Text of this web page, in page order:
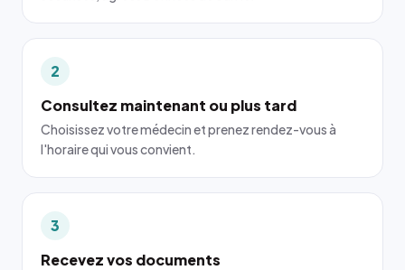
2
Consultez maintenant ou plus tard
Choisissez votre médecin et prenez rendez-vous à
l'horaire qui vous convient.
3
Recevez vos documents